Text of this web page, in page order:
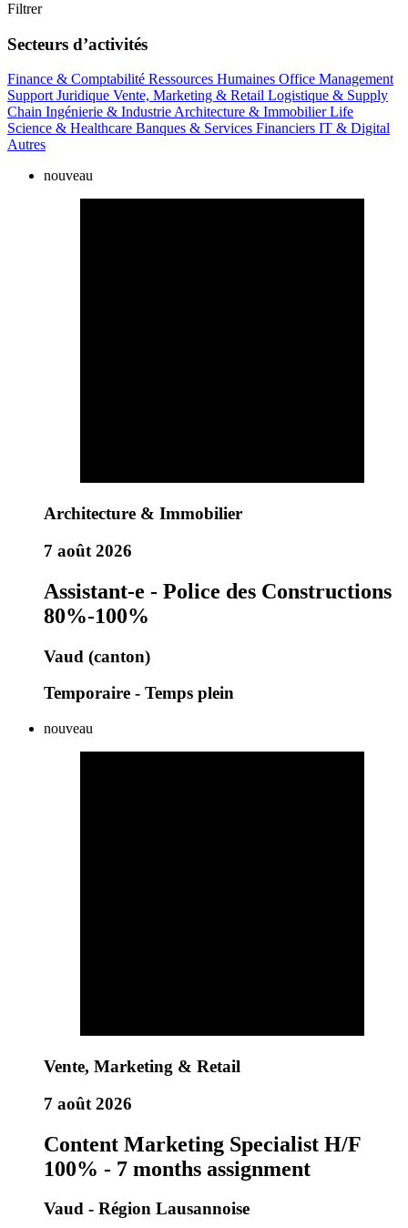
Filtrer
Secteurs d’activités
Finance & Comptabilité Ressources Humaines Office Management
SupportJuridique Vente, Marketing & Retail Logistique & Supply
Chain Ingénierie & IndustrieArchitecture & ImmobilierLife
Science & Healthcare Banques & Services Financiers IT & Digital
Autres
nouveau
Architecture & Immobilier
7 août 2026
Assistant-e - Police des Constructions
80%-100%
Vaud (canton)
Temporaire - Temps plein
nouveau
Vente, Marketing & Retail
7 août 2026
Content Marketing Specialist H/F
100% - 7 months assignment
Vaud - Région Lausannoise